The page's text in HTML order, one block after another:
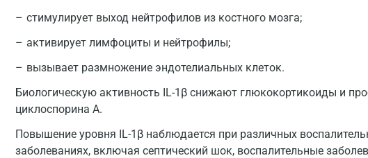
стимулирует выход нейтрофилов из костного мозга;
активирует лимфоциты и нейтрофилы;
вызывает размножение эндотелиальных клеток.
Биологическую активность IL-1β снижают глюкокортикоиды и
циклоспорина А.
Повышение уровня IL-1β наблюдается при различных
заболеваниях, включая септический шок, воспалительные